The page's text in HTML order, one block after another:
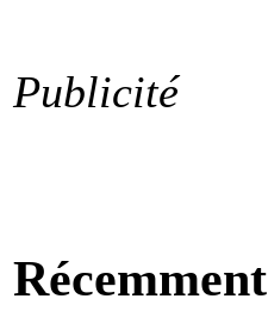
Publicité
Récemment